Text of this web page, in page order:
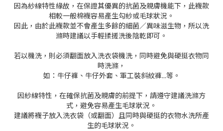
因為紗線特性緣故，在保證其優異的抗菌及親膚機能下，此襪款
相較一般棉襪容易產生勾紗或毛球狀況。
因此，由於此襪款並不會產生多餘的細菌／異味滋生物，所以洗
滌時建議以手輕揉搓洗後陰乾即可。
若以機洗，則必須翻面放入洗衣袋機洗，同時避免與硬挺衣物同
時洗滌，
如：牛仔褲、牛仔外套、軍工裝斜紋褲...等。
因紗線特性，在確保抗菌及親膚的前提下，請遵守建議洗滌方
式，避免容易產生毛球狀況。
建議將襪子放入洗衣袋（或翻面）且同時與硬挺的衣物水洗所產
生的毛球狀況。